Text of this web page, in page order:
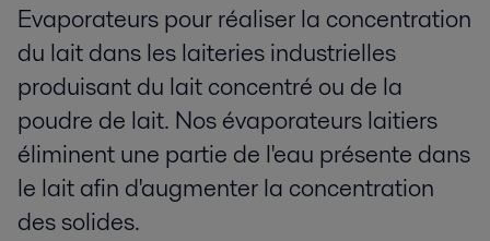
Evaporateurs pour réaliser la concentration
du lait dans les laiteries industrielles
produisant du lait concentré ou de la
poudre de lait. Nos évaporateurs laitiers
éliminent une partie de l'eau présente dans
le lait afin d'augmenter la concentration
des solides.